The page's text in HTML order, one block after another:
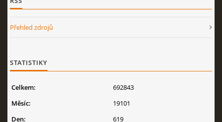
Přehled zdrojů
STATISTIKY
Celkem:
692843
Měsíc:
19101
Den:
619